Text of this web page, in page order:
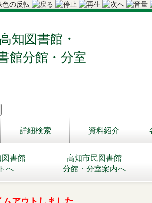
知図書館・
館分館・分室
詳細検索 資料紹介
図書館
へ
高知市民図書館
分館・分室案内へ
アウトしました。